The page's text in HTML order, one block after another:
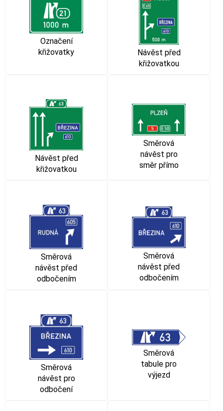
Označení
křižovatky
Návěst před
křižovatkou
Návěst před
křižovatkou
Směrová
návěst pro
směr přímo
Směrová
návěst před
odbočením
Směrová
návěst před
odbočením
Směrová
návěst pro
odbočení
Směrová
tabule pro
výjezd